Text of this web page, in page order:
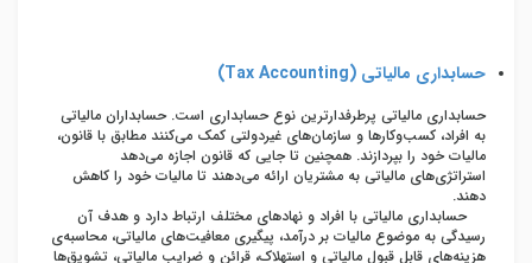
حسابداری مالیاتی (Tax Accounting
)
حسابداری مالیاتی پرطرفدارترین نوع حسابداری است. حسابداران مالیاتی
به افراد، کسب‌وکارها و سازمان‌های غیردولتی کمک می‌کنند مطابق با قانون،
مالیات خود را بپردازند. همچنین تا جایی که قانون اجازه می‌دهد
استراتژی‌های مالیاتی به مشتریان ارائه می‌دهند تا مالیات خود را کاهش
دهند.
حسابداری مالیاتی با افراد و نهاد‌های مختلف ارتباط دارد و هدف آن
رسیدگی به موضوع مالیات بر درآمد، پیگیری معافیت‌‌های مالیاتی، محاسبه‌ی
هزینه‌‌های قابل قبول مالیاتی و استهلاک، قرائن و ضرایب مالیاتی، تشویق‌ها